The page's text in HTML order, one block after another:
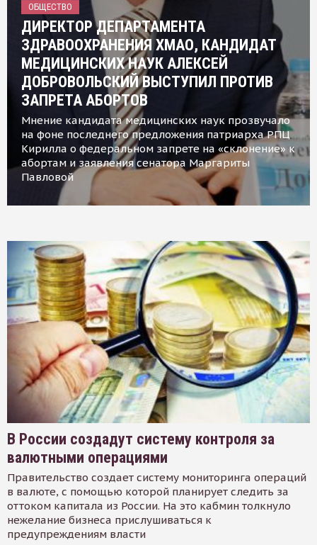
ОБЩЕСТВО
ДИРЕКТОР ДЕПАРТАМЕНТА
ЗДРАВООХРАНЕНИЯ ХМАО, КАНДИДАТ
МЕДИЦИНСКИХ НАУК АЛЕКСЕЙ
ДОБРОВОЛЬСКИЙ ВЫСТУПИЛ ПРОТИВ
ЗАПРЕТА АБОРТОВ
Мнение кандидата медицинских наук прозвучало
на фоне последнего предложения патриарха РПЦ
Кирилла о федеральном запрете на «склонение» к
абортам и заявления сенатора Маргариты
Павловой
В России создадут систему контроля за
валютными операциями
Правительство создает систему мониторинга операций
в валюте, с помощью которой планирует следить за
оттоком капитала из России. На это кабмин толкнуло
нежелание бизнеса прислушиваться к
предупреждениям власти